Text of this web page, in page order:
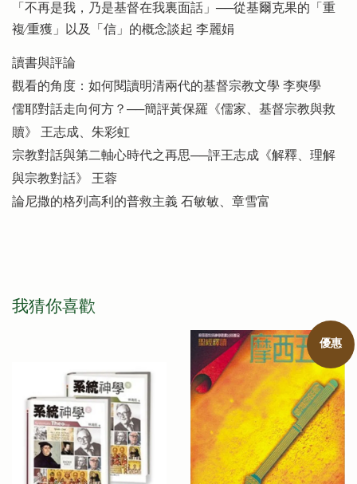
「不再是我，乃是基督在我裏面話」──從基爾克果的「重
複∕重獲」以及「信」的概念談起 李麗娟
讀書與評論
觀看的角度：如何閱讀明清兩代的基督宗教文學 李奭學
儒耶對話走向何方？──簡評黃保羅《儒家、基督宗教與救
贖》 王志成、朱彩虹
宗教對話與第二軸心時代之再思──評王志成《解釋、理解
與宗教對話》 王蓉
論尼撒的格列高利的普救主義 石敏敏、章雪富
我猜你喜歡
優惠